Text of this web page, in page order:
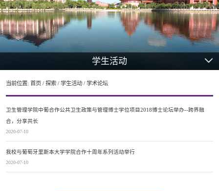
学生活动
当前位置: 首页/ 探索/ 学生活动/ 学术论坛
卫生管理学院中葡合作公共卫生政策与管理博士学位项目2018博士论坛举办--跨界融
合，分享共长
2020-07-10
我校与葡萄牙里斯本大学学院合作十周年系列活动举行
2020-07-10